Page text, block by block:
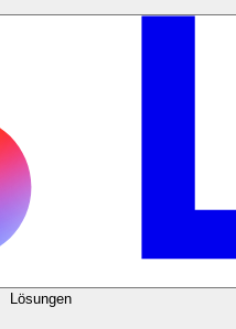
Lösungen